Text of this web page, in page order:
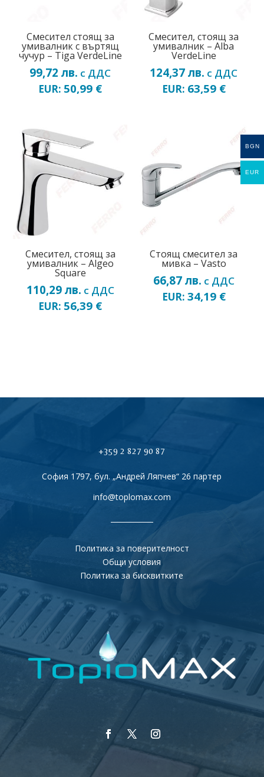
Смесител стоящ за
умивалник с въртящ
чучур – Tiga VerdeLine
99,72лв. с ДДС
EUR: 50,99 €
Смесител, стоящ за
умивалник – Alba
VerdeLine
124,37лв. с ДДС
EUR: 63,59 €
Смесител, стоящ за
умивалник – Algeo
Square
110,29 лв. с ДДС
EUR: 56,39 €
Стоящ смесител за
мивка – Vasto
66,87 лв. с ДДС
EUR: 34,19 €
+359 2 827 90 87
София 1797, бул. „Андрей Ляпчев“ 26 партер
info@toplomax.com
Политика за поверителност
Общи условия
Политика за бисквитките
BGN
EUR